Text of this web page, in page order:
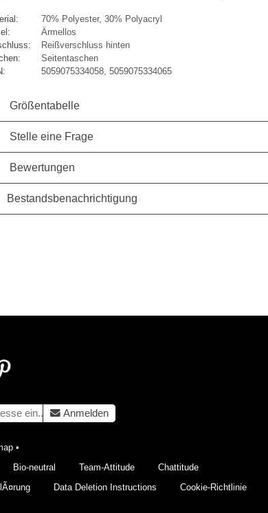
70% Polyester, 30% Polyacryl
Ärmellos
Reißverschluss hinten
Seitentaschen
5059075334058, 5059075334065
Größentabelle
Stelle eine Frage
Bewertungen
Bestandsbenachrichtigung
Anmelden
•
Bio-neutral Team-Attitude
Chattitude
Data Deletion Instructions Cookie-Richtlinie